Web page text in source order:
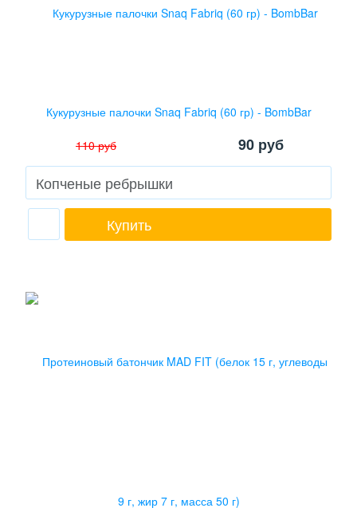
Кукурузные палочки Snaq Fabriq (60 гр) - BombBar
110руб 90 руб
Купить